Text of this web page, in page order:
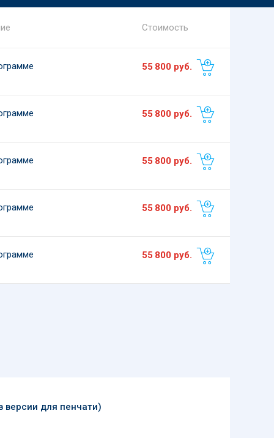
Стоимость
55 800 руб.
55 800 руб.
55 800 руб.
55 800 руб.
55 800 руб.
для пенчати)